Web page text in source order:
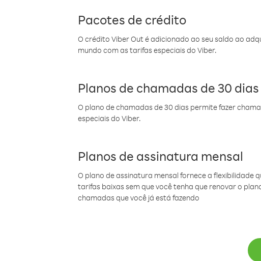
Pacotes de crédito
O crédito Viber Out é adicionado ao seu saldo ao
mundo com as tarifas especiais do Viber.
Planos de chamadas de 30 dias
O plano de chamadas de 30 dias permite fazer
especiais do Viber.
Planos de assinatura mensal
O plano de assinatura mensal fornece a flexibilidade
tarifas baixas sem que você tenha que renovar o
chamadas que você já está fazendo